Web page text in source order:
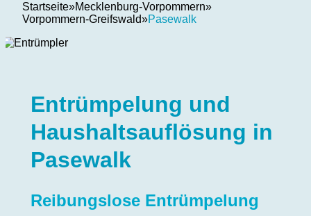
Startseite»Mecklenburg-Vorpommern»
Vorpommern-Greifswald»Pasewalk
Entrümpelung und
Haushaltsauflösung in
Pasewalk
Reibungslose Entrümpelung